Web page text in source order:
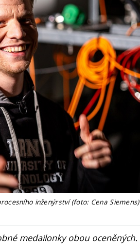
inženýrství (foto: Cena Siemens)
medailonky obou oceněných.